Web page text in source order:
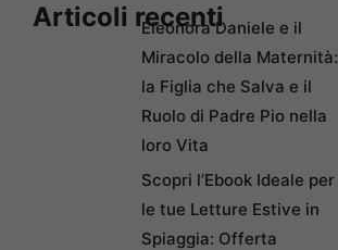
Articoli recentiEleonora Daniele e il
Miracolo della Maternità:
la Figlia che Salva e il
Ruolo di Padre Pio nella
loro Vita
Scopri l’Ebook Ideale per
le tue Letture Estive in
Spiaggia: Offerta